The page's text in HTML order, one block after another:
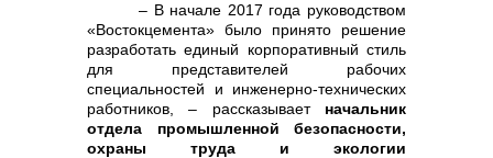
Контакты
– В начале 2017 года руководством
«Востокцемента» было принято решение
разработать единый корпоративный стиль
для представителей рабочих
специальностей и инженерно-технических
работников, – рассказывает начальник
отдела промышленной безопасности,
охраны труда и экологии